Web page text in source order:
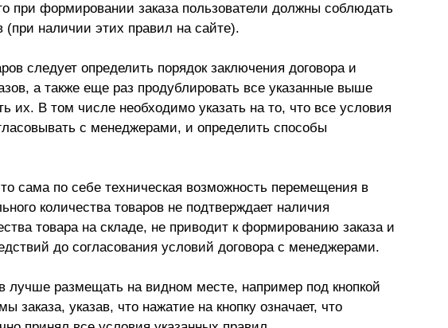
при формировании заказа пользователи должны соблюдать
(при наличии этих правил на сайте).
следует определить порядок заключения договора и
а также еще раз продублировать все указанные выше
их. В том числе необходимо указать на то, что все условия
с менеджерами, и определить способы
сама по себе техническая возможность перемещения в
количества товаров не подтверждает наличия
товара на складе, не приводит к формированию заказа и
до согласования условий договора с менеджерами.
лучше размещать на видном месте, например под кнопкой
заказа, указав, что нажатие на кнопку означает, что